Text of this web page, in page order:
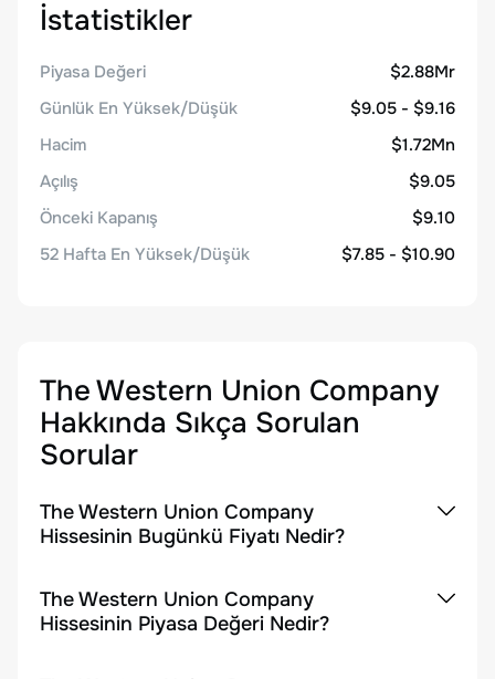
İstatistikler
Piyasa Değeri
$2.88Mr
Günlük En Yüksek/Düşük
$9.05 - $9.16
Hacim
$1.72Mn
Açılış
$9.05
Önceki Kapanış
$9.10
52 Hafta En Yüksek/Düşük
$7.85 - $10.90
The Western Union Company
Hakkında Sıkça Sorulan
Sorular
The Western Union Company
Hissesinin Bugünkü Fiyatı Nedir?
The Western Union Company
Hissesinin Piyasa Değeri Nedir?